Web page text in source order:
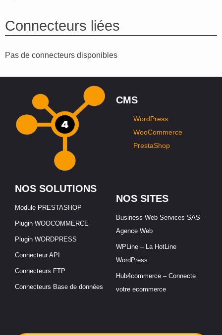
Connecteurs liées
Pas de connecteurs disponibles
CMS
WordPress
WooCommerce
PrestaShop
NOS SOLUTIONS
Module PRESTASHOP
Plugin WOOCOMMERCE
Plugin WORDPRESS
Connecteur API
Connecteurs FTP
Connecteurs Base de données
NOS SITES
Business Web Services SAS -
Agence Web
WPLine – La HotLine
WordPress
Hub4commerce – Connecte
votre ecommerce